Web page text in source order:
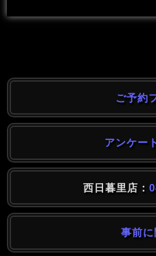
ご予約
アンケー
西日暮里店：
事前